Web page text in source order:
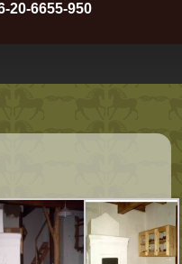
20-6655-950